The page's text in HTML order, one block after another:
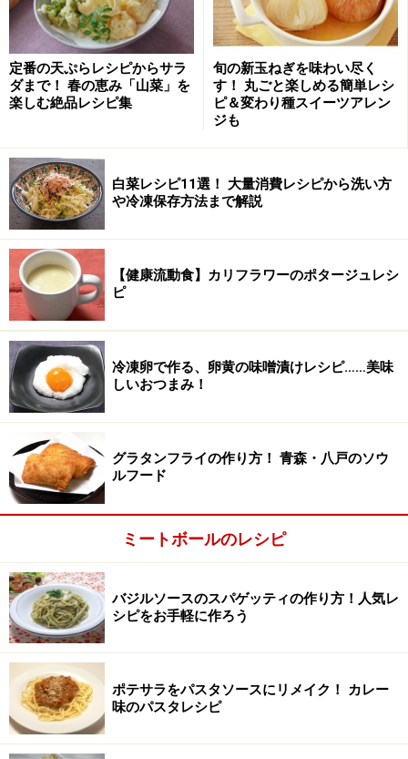
塩 茹で用 少々
■ソース・その他
トマトソース
ホワイトソース
バジル
トマトソースとホワイトソースは電子レンジで簡単に作
れますが、市販のものを使えば更に簡単です。どちらも
分量通りでなくても（多少、少なくても多くても）かま
いません。
ミートボールスパゲッティの作り方・手順
■ソースを作る（または市販のソースを用意する）
1
ホワイトソースをレンジで作る
室温のバター10gと小麦粉大さじ2を練り混ぜ、牛乳
定番の天ぷらレシピからサラ
ダまで！ 春の恵み「山菜」を
楽しむ絶品レシピ集
旬の新玉ねぎを味わい尽く
す！ 丸ごと楽しめる簡単レシ
ピ＆変わり種スイーツアレン
ジも
白菜レシピ11選！ 大量消費レシピから洗い方
や冷凍保存方法まで解説
【健康流動食】カリフラワーのポタージュレシ
ピ
冷凍卵で作る、卵黄の味噌漬けレシピ……美味
しいおつまみ！
グラタンフライの作り方！ 青森・八戸のソウ
ルフード
ミートボールのレシピ
バジルソースのスパゲッティの作り方！人気レ
シピをお手軽に作ろう
ポテサラをパスタソースにリメイク！ カレー
味のパスタレシピ